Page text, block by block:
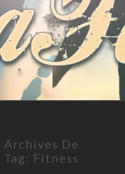
Cours
De
Danses
Latines
Et De
Remise
En
Forme
Archives De
Tag: Fitness